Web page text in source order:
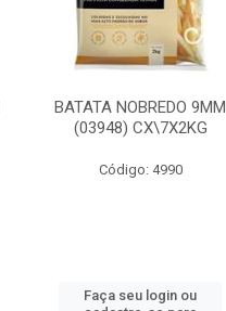
BATATA NOBREDO 9MM
(03948) CX\7X2KG
Código: 4990
Faça seu login ou